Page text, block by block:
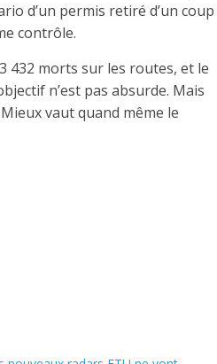
d’un permis retiré d’un coup
contrôle.
432 morts sur les routes, et le
n’est pas absurde. Mais
vaut quand même le